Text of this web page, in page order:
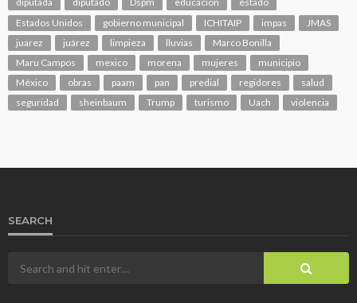
Estados Unidos
gobierno municipal ICHITAIP impas
JMAS
juarez
juárez limpieza lluvias
Marco Bonilla
Maru Campos
mexico morena mujeres
municipio
México
obras paam pan predial regidores
salud
seguridad
sheinbaum Trump turismo Uach violencia
SEARCH